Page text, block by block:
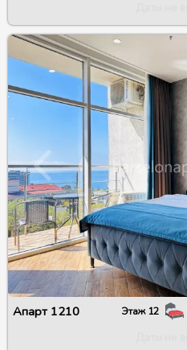
Апарт 1210 Этаж 12